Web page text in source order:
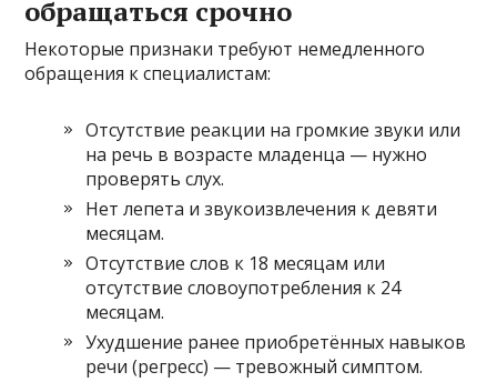
обращаться срочно
Некоторые признаки требуют немедленного
обращения к специалистам:
Отсутствие реакции на громкие звуки или
на речь в возрасте младенца — нужно
проверять слух.
Нет лепета и звукоизвлечения к девяти
месяцам.
Отсутствие слов к 18 месяцам или
отсутствие словоупотребления к 24
месяцам.
Ухудшение ранее приобретённых навыков
речи (регресс) — тревожный симптом.